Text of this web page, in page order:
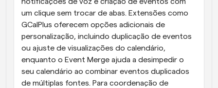
notificações de voz e criação de eventos com
um clique sem trocar de abas. Extensões como
GCalPlus oferecem opções adicionais de
personalização, incluindo duplicação de eventos
ou ajuste de visualizações do calendário,
enquanto o Event Merge ajuda a desimpedir o
seu calendário ao combinar eventos duplicados
de múltiplas fontes. Para coordenação de